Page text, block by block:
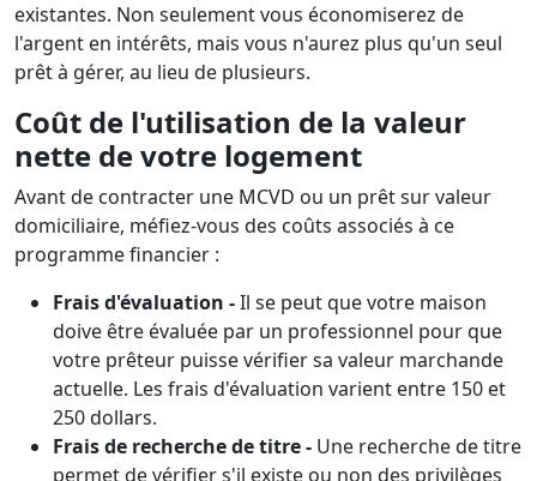
existantes. Non seulement vous économiserez de
l'argent en intérêts, mais vous n'aurez plus qu'un seul
prêt à gérer, au lieu de plusieurs.
Coût de l'utilisation de la valeur
nette de votre logement
Avant de contracter une MCVD ou un prêt sur valeur
domiciliaire, méfiez-vous des coûts associés à ce
programme financier :
Frais d'évaluation -Il se peut que votre maison
doive être évaluée par un professionnel pour que
votre prêteur puisse vérifier sa valeur marchande
actuelle. Les frais d'évaluation varient entre 150 et
250 dollars.
Frais de recherche de titre - Une recherche de titre
permet de vérifier s'il existe ou non des privilèges